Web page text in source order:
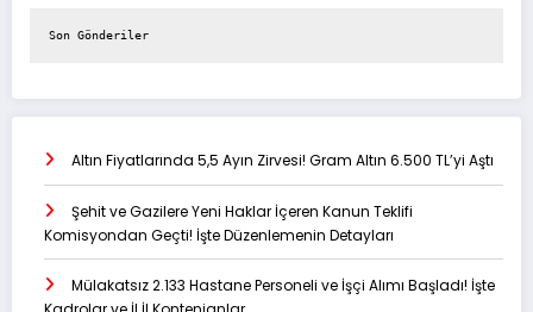
Son Gönderiler
Altın Fiyatlarında 5,5 Ayın Zirvesi! Gram Altın 6.500 TL’yi Aştı
Şehit ve Gazilere Yeni Haklar İçeren Kanun Teklifi
Komisyondan Geçti! İşte Düzenlemenin Detayları
Mülakatsız 2.133 Hastane Personeli ve İşçi Alımı Başladı! İşte